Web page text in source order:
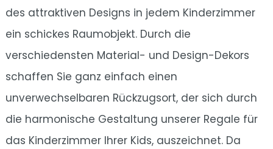
des attraktiven Designs in jedem Kinderzimmer
ein schickes Raumobjekt. Durch die
verschiedensten Material- und Design-Dekors
schaffen Sie ganz einfach einen
unverwechselbaren Rückzugsort, der sich durch
die harmonische Gestaltung unserer Regale für
das Kinderzimmer Ihrer Kids, auszeichnet. Da